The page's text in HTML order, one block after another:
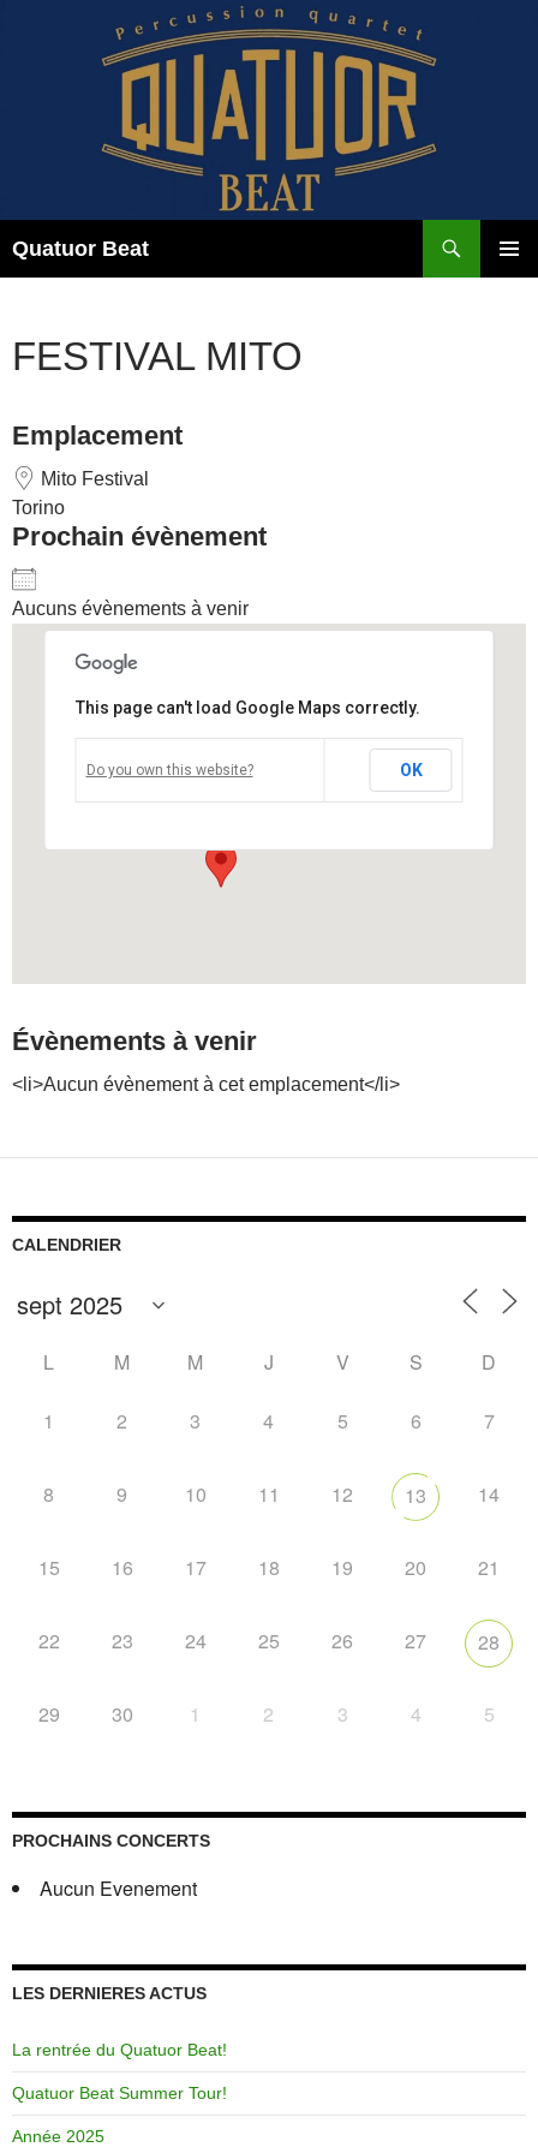
Quatuor Beat
FESTIVAL MITO
Emplacement
Mito Festival
Torino
Prochain évènement
Aucuns évènements à venir
Voir Évènements
This page can't load Google Maps correctly.
Do you own this website? OK
Évènements à venir
<li>Aucun évènement à cet emplacement</li>
CALENDRIER
L M M J V S D
1 2 3 4 5 6 7
8 9 10 11 12 13 14
15 16 17 18 19 20 21
22 23 24 25 26 27 28
29 30 1 2 3 4 5
PROCHAINS CONCERTS
Aucun Evenement
LES DERNIERES ACTUS
La rentrée du Quatuor Beat!
Quatuor Beat Summer Tour!
Année 2025